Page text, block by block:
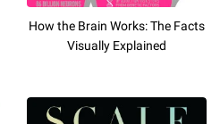
How the Brain Works: The Facts
Visually Explained